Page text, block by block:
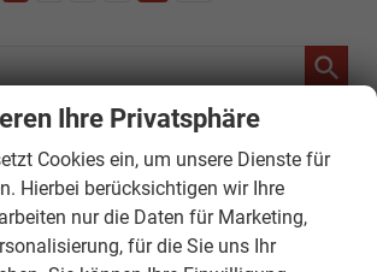
Ihre Privatsphäre
Cookies ein, um unsere Dienste für
Hierbei berücksichtigen wir Ihre
nur die Daten für Marketing,
für die Sie uns Ihr